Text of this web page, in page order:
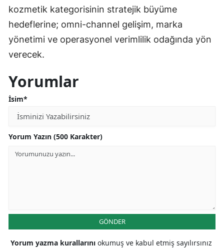
kozmetik kategorisinin stratejik büyüme
hedeflerine; omni-channel gelişim, marka
yönetimi ve operasyonel verimlilik odağında yön
verecek.
Yorumlar
İsim*
Yorum Yazın (500 Karakter)
GÖNDER
Yorum yazma kurallarını okumuş ve kabul etmiş sayılırsınız